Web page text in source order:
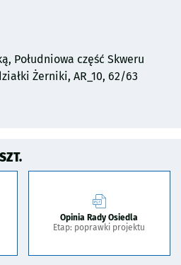
Południowa część Skweru
Żerniki, AR_10, 62/63
Opinia Rady Osiedla
Etap: poprawki projektu